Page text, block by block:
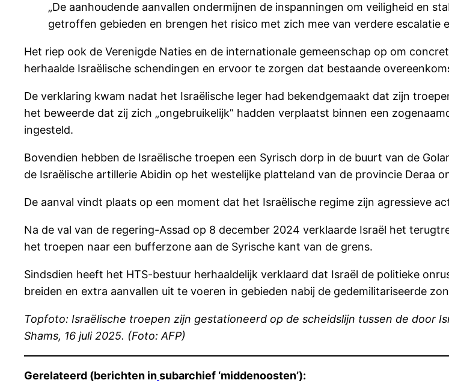
„De aanhoudende aanvallen ondermijnen de inspanningen om veiligheid en
getroffen gebieden en brengen het risico met zich mee van verdere escalatie
Het riep ook de Verenigde Naties en de internationale gemeenschap op om
herhaalde Israëlische schendingen en ervoor te zorgen dat bestaande
De verklaring kwam nadat het Israëlische leger had bekendgemaakt dat zijn
het beweerde dat zij zich „ongebruikelijk” hadden verplaatst binnen een
ingesteld.
Bovendien hebben de Israëlische troepen een Syrisch dorp in de buurt van de
de Israëlische artillerie Abidin op het westelijke platteland van de provincie Deraa
De aanval vindt plaats op een moment dat het Israëlische regime zijn agressieve
Na de val van de regering-Assad op 8 december 2024 verklaarde Israël het
het troepen naar een bufferzone aan de Syrische kant van de grens.
Sindsdien heeft het HTS-bestuur herhaaldelijk verklaard dat Israël de politieke
breiden en extra aanvallen uit te voeren in gebieden nabij de gedemilitariseerde
Topfoto: Israëlische troepen zijn gestationeerd op de scheidslijn tussen de door
Shams, 16 juli 2025. (Foto: AFP)
Gerelateerd (berichten insubarchief ‘middenoosten’):